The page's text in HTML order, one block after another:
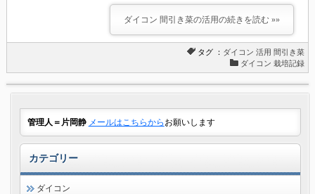
ダイコン 間引き菜の活用の続きを読む »»
タグ ： ダイコン 活用 間引き菜
ダイコン 栽培記録
管理人＝片岡静 メールはこちらから お願いします
カテゴリー
ダイコン